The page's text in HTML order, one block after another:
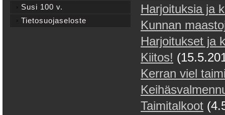
Harjoituksia ja
Kunnan
Harjoitukset ja
Kiitos!
Kerran viel
Taimitalkoot
Susi 100 v.
Tietosuojaseloste